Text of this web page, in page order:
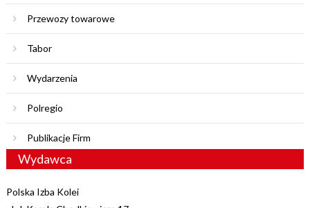
Przewozy towarowe
Tabor
Wydarzenia
Polregio
Publikacje Firm
Wydawca
Polska Izba Kolei